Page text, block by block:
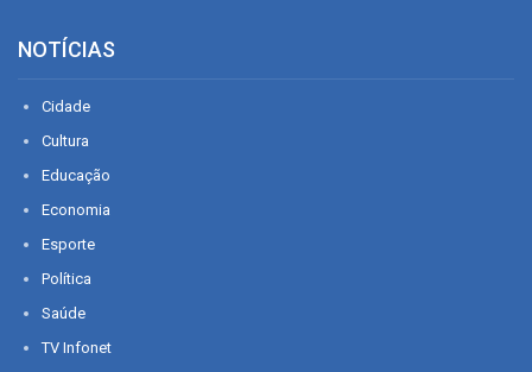
NOTÍCIAS
Cidade
Cultura
Educação
Economia
Esporte
Política
Saúde
TV Infonet